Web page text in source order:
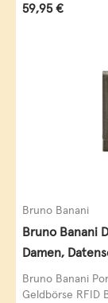
Regulärer
59,95 €
Bruno Banani
Bruno Banani
Damen,
Querformat,
Bruno Banani
Geldbörse RFID